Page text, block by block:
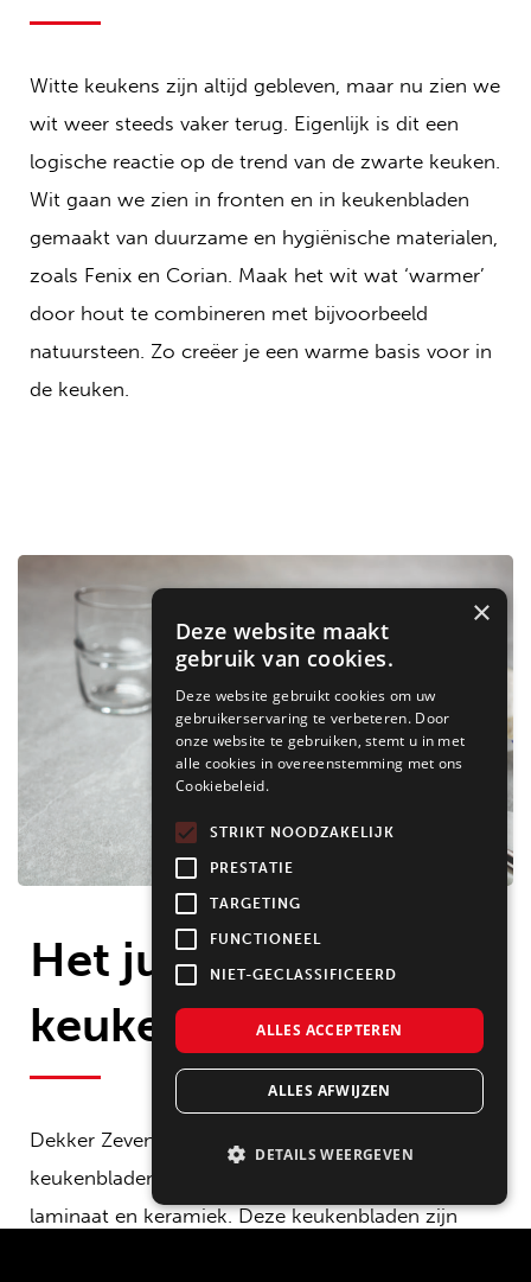
Witte keukens zijn altijd gebleven, maar nu zien we
wit weer steeds vaker terug. Eigenlijk is dit een
logische reactie op de trend van de zwarte keuken.
Wit gaan we zien in fronten en in keukenbladen
gemaakt van duurzame en hygiënische materialen,
zoals Fenix en Corian. Maak het wit wat ‘warmer’
door hout te combineren met bijvoorbeeld
natuursteen. Zo creëer je een warme basis voor in
de keuken.
Het juiste
keukenblad
Dekker Zevenhuizen biedt een breed assortiment
keukenbladen aan, waaronder composietsteen,
laminaat en keramiek. Deze keukenbladen zijn
×
Deze website maakt
gebruik van cookies.
Deze website gebruikt cookies om uw
gebruikerservaring te verbeteren. Door
onze website te gebruiken, stemt u in met
alle cookies in overeenstemming met ons
Cookiebeleid.
STRIKT NOODZAKELIJK
PRESTATIE
TARGETING
FUNCTIONEEL
NIET-GECLASSIFICEERD
ALLES ACCEPTEREN
ALLES AFWIJZEN
DETAILS WEERGEVEN